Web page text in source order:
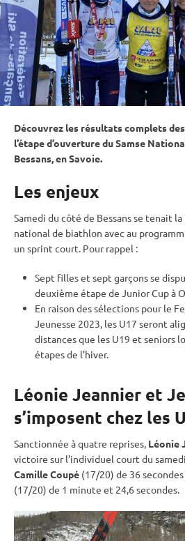
Découvrez les résultats complets
l’étape d’ouverture du Samse
Bessans, en Savoie.
Les enjeux
Samedi du côté de Bessans se tenait
national de biathlon avec au
un sprint court. Pour rappel :
Sept filles et sept garçons se
deuxième étape de Junior Cupà
En raison des sélections pour le
Jeunesse 2023, les U17 seront
distances que les U19 et seniors
étapes de l’hiver.
Léonie Jeannier et
s’imposent chez les
Sanctionnée à quatre reprises, Léonie
victoire sur l’individuel court du
Camille Coupé (17/20) de 36
(17/20) de 1 minute et 24,6 secondes.